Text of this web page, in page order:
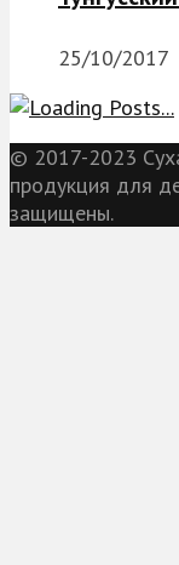
25/10/2017
© 2017-2023
продукция для
защищены.